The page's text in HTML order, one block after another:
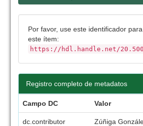
Por favor, use este identificador
este ítem:
https://hdl.handle.net/
Registro completo de metadatos
Campo DC Valor
dc.contributor Zúñiga